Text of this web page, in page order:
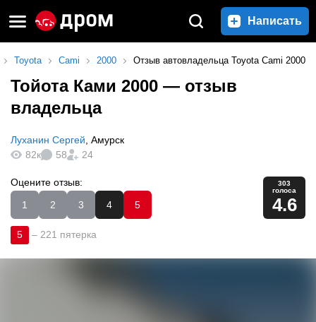
Написать
Toyota Cami 2000 Отзыв автовладельца Toyota Cami 2000
Тойота Ками 2000 — отзыв
владельца
Луханин Сергей Амурск
82к
58 24
Оцените отзыв:
1
2 3 4 5
303
голоса
4.6
5 – 221 пятерка